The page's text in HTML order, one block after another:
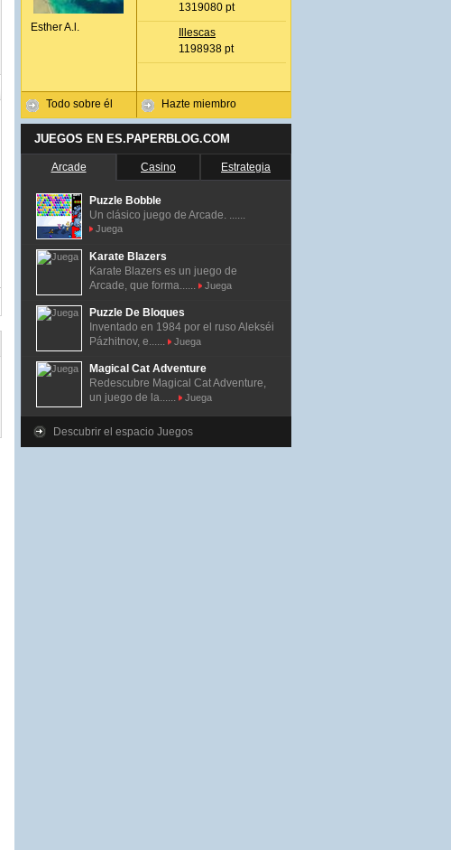
Esther A.l.
Todo sobre él
1319080 pt
Illescas
1198938 pt
Hazte miembro
JUEGOS EN ES.PAPERBLOG.COM
Arcade Casino Estrategia
Puzzle Bobble
Un clásico juego de Arcade. ......
Juega
Karate Blazers
Karate Blazers es un juego de
Arcade, que forma......
Juega
Puzzle De Bloques
Inventado en 1984 por el ruso Alekséi
Pázhitnov, e......
Juega
Magical Cat Adventure
Redescubre Magical Cat Adventure,
un juego de la......
Juega
Descubrir el espacio Juegos